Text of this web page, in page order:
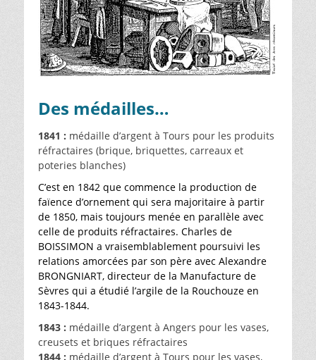
Des médailles…
1841 : médaille d’argent à Tours pour les produits
réfractaires (brique, briquettes, carreaux et
poteries blanches)
C’est en 1842 que commence la production de
faïence d’ornement qui sera majoritaire à partir
de 1850, mais toujours menée en parallèle avec
celle de produits réfractaires. Charles de
BOISSIMON a vraisemblablement poursuivi les
relations amorcées par son père avec Alexandre
BRONGNIART, directeur de la Manufacture de
Sèvres qui a étudié l’argile de la Rouchouze en
1843-1844.
1843 : médaille d’argent à Angers pour les vases,
creusets et briques réfractaires
1844 : médaille d’argent à Tours pour les vases,